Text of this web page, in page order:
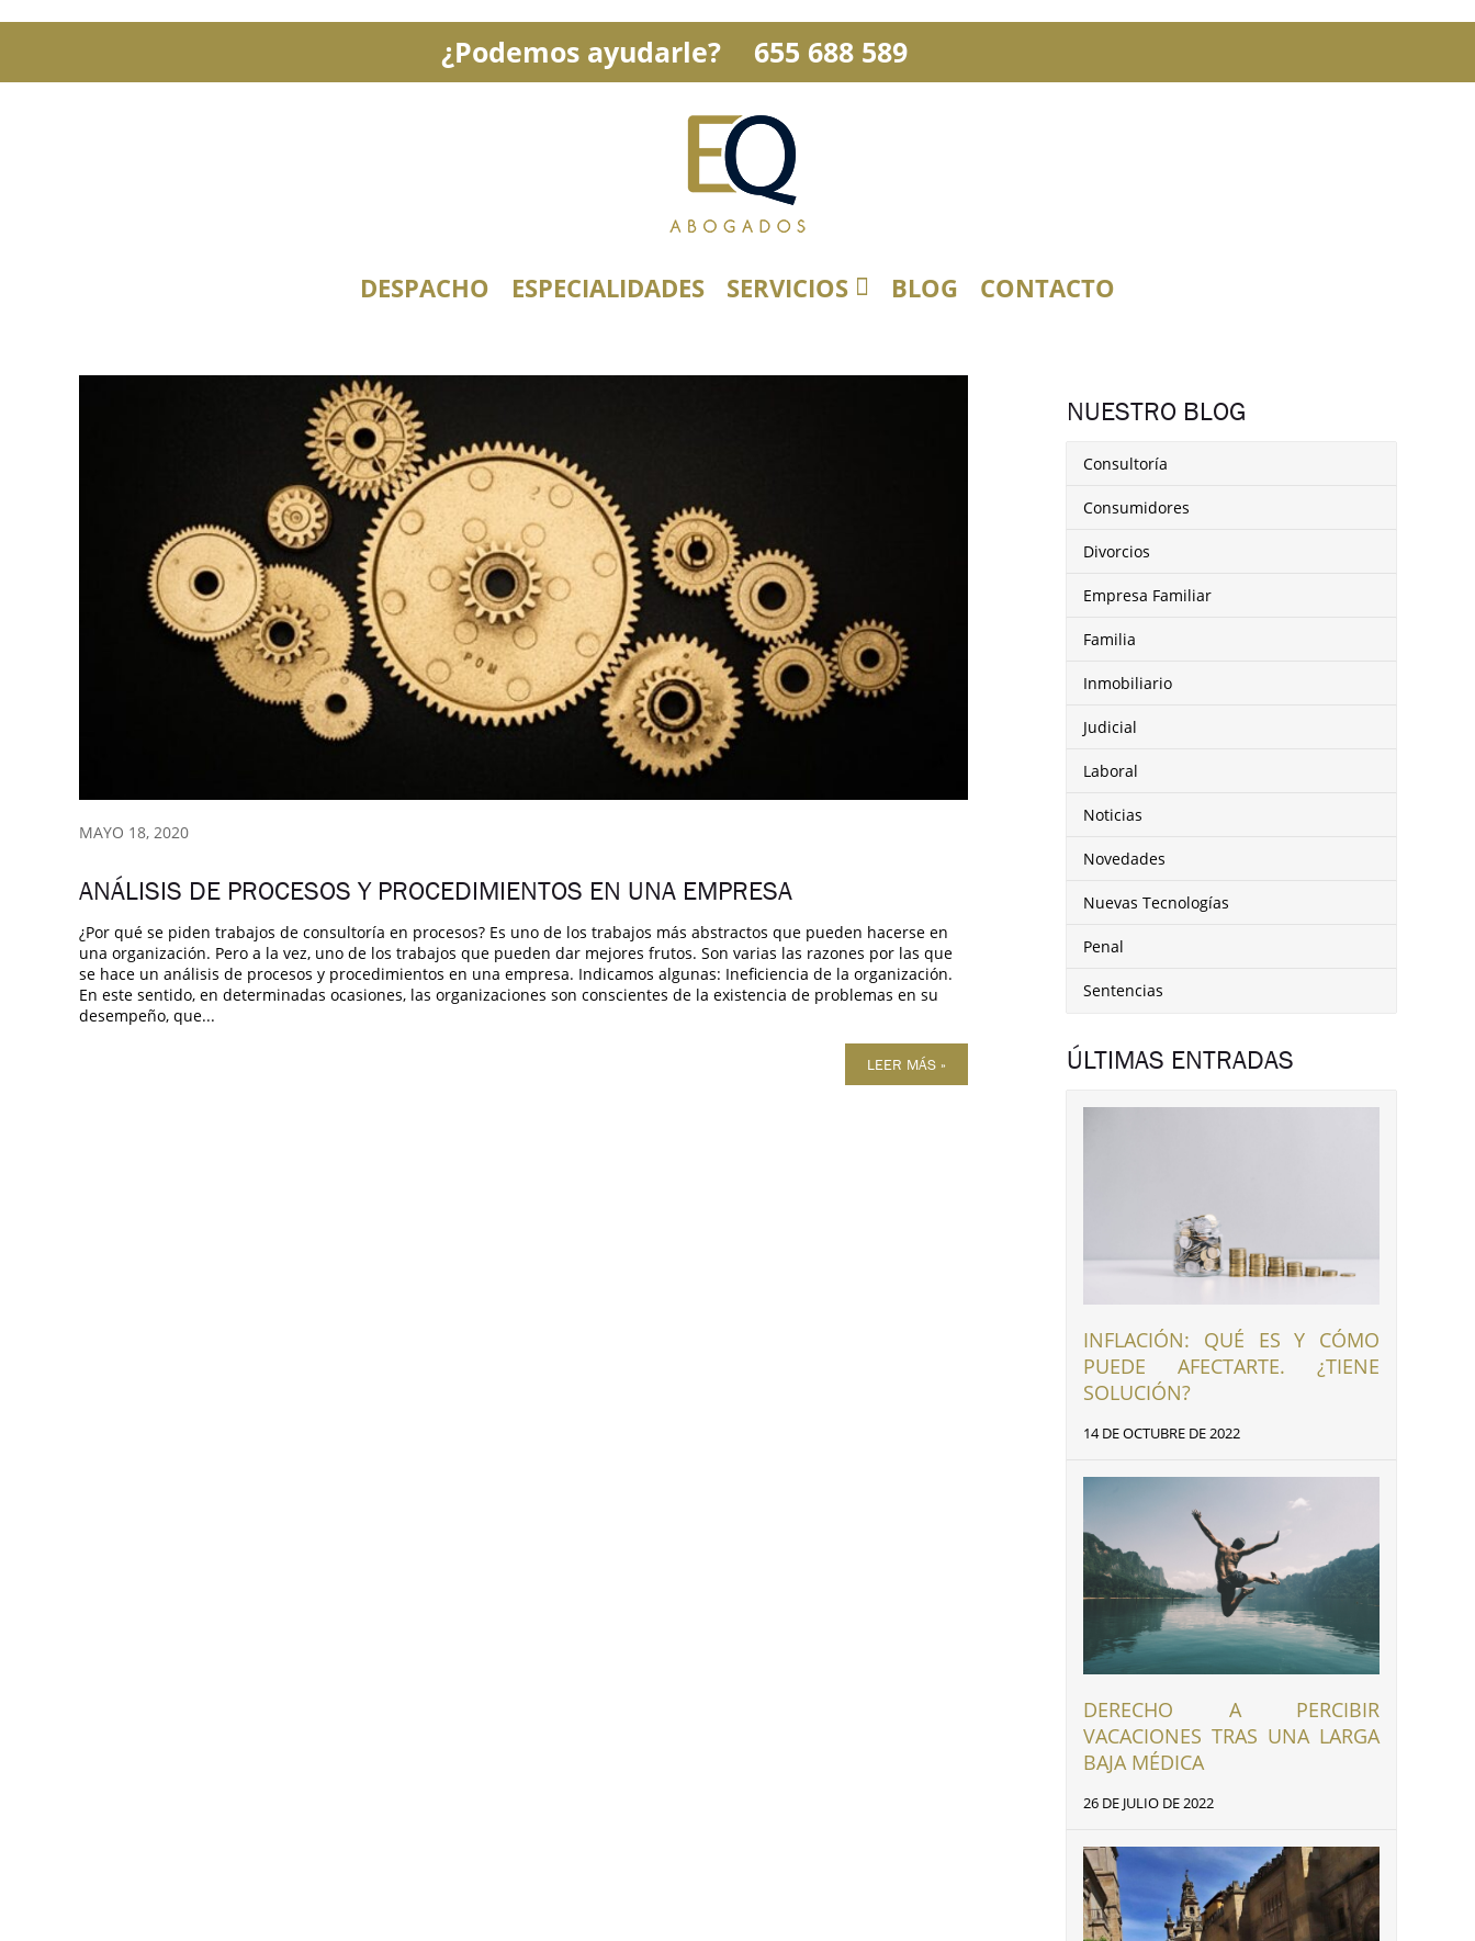
¿Podemos ayudarle? 655 688 589
DESPACHO ESPECIALIDADES SERVICIOS BLOG CONTACTO
MAYO 18, 2020
ANÁLISIS DE PROCESOS Y PROCEDIMIENTOS EN UNA EMPRESA
¿Por qué se piden trabajos de consultoría en procesos? Es uno de los trabajos más abstractos que pueden hacerse en
una organización. Pero a la vez, uno de los trabajos que pueden dar mejores frutos. Son varias las razones por las que
se hace un análisis de procesos y procedimientos en una empresa. Indicamos algunas: Ineficiencia de la organización.
En este sentido, en determinadas ocasiones, las organizaciones son conscientes de la existencia de problemas en su
desempeño, que...
LEER MÁS »
NUESTRO BLOG
Consultoría
Consumidores
Divorcios
Empresa Familiar
Familia
Inmobiliario
Judicial
Laboral
Noticias
Novedades
Nuevas Tecnologías
Penal
Sentencias
ÚLTIMAS ENTRADAS
INFLACIÓN: QUÉ ES Y CÓMO
PUEDE AFECTARTE. ¿TIENE
SOLUCIÓN?
14 DE OCTUBRE DE 2022
DERECHO A PERCIBIR
VACACIONES TRAS UNA LARGA
BAJA MÉDICA
26 DE JULIO DE 2022